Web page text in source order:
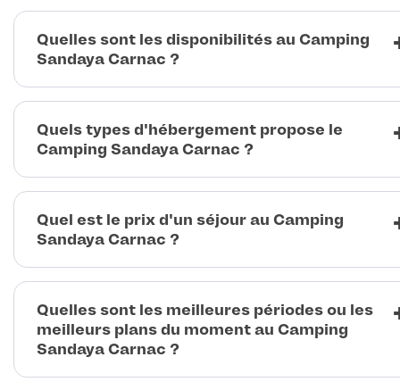
Quelles sont les disponibilités au Camping
Sandaya Carnac ?
Quels types d'hébergement propose le
Camping Sandaya Carnac ?
Quel est le prix d'un séjour au Camping
Sandaya Carnac ?
Quelles sont les meilleures périodes ou les
meilleurs plans du moment au Camping
Sandaya Carnac ?